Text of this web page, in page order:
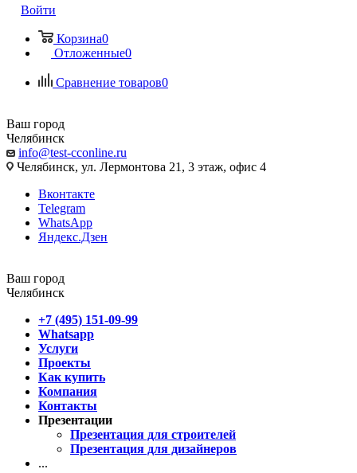
Войти
Корзина0
Отложенные0
Сравнение товаров0
Ваш город
Челябинск
info@test-cconline.ru
Челябинск, ул. Лермонтова 21, 3 этаж, офис 4
Вконтакте
Telegram
WhatsApp
Яндекс.Дзен
Ваш город
Челябинск
+7 (495) 151-09-99
Whatsapp
Услуги
Проекты
Как купить
Компания
Контакты
Презентации
Презентация для строителей
Презентация для дизайнеров
...